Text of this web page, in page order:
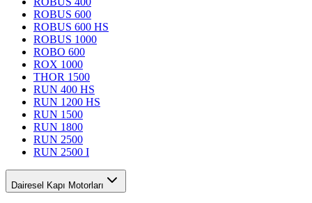
ROBUS 600
ROBUS 600 HS
ROBUS 1000
ROBO 600
ROX 1000
THOR 1500
RUN 400 HS
RUN 1200 HS
RUN 1500
RUN 1800
RUN 2500
RUN 2500 I
Dairesel Kapı Motorları